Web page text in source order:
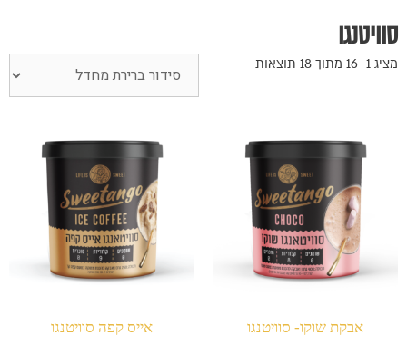
סוויטנגו
מציג 1–16 מתוך 18 תוצאות
אבקת שוקו- סוויטנגו אייס קפה סוויטנגו